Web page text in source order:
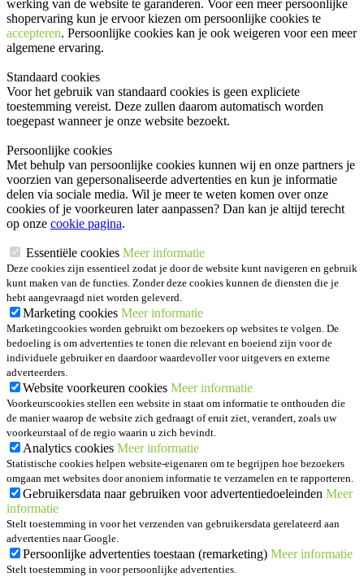
werking van de website te garanderen. Voor een meer persoonlijke
shopervaring kun je ervoor kiezen om persoonlijke cookies te
accepteren. Persoonlijke cookies kan je ook weigeren voor een meer
algemene ervaring.
Standaard cookies
Voor het gebruik van standaard cookies is geen expliciete
toestemming vereist. Deze zullen daarom automatisch worden
toegepast wanneer je onze website bezoekt.
Persoonlijke cookies
Met behulp van persoonlijke cookies kunnen wij en onze partners je
voorzien van gepersonaliseerde advertenties en kun je informatie
delen via sociale media. Wil je meer te weten komen over onze
cookies of je voorkeuren later aanpassen? Dan kan je altijd terecht
op onze cookie pagina.
Essentiële cookies Meer informatie
Deze cookies zijn essentieel zodat je door de website kunt navigeren en gebruik
kunt maken van de functies. Zonder deze cookies kunnen de diensten die je
hebt aangevraagd niet worden geleverd.
Marketing cookies Meer informatie
Marketingcookies worden gebruikt om bezoekers op websites te volgen. De
bedoeling is om advertenties te tonen die relevant en boeiend zijn voor de
individuele gebruiker en daardoor waardevoller voor uitgevers en externe
adverteerders.
Website voorkeuren cookies Meer informatie
Voorkeurscookies stellen een website in staat om informatie te onthouden die
de manier waarop de website zich gedraagt of eruit ziet, verandert, zoals uw
voorkeurstaal of de regio waarin u zich bevindt.
Analytics cookies Meer informatie
Statistische cookies helpen website-eigenaren om te begrijpen hoe bezoekers
omgaan met websites door anoniem informatie te verzamelen en te rapporteren.
Gebruikersdata naar gebruiken voor advertentiedoeleinden Meer
informatie
Stelt toestemming in voor het verzenden van gebruikersdata gerelateerd aan
advertenties naar Google.
Persoonlijke advertenties toestaan (remarketing) Meer informatie
Stelt toestemming in voor persoonlijke advertenties.